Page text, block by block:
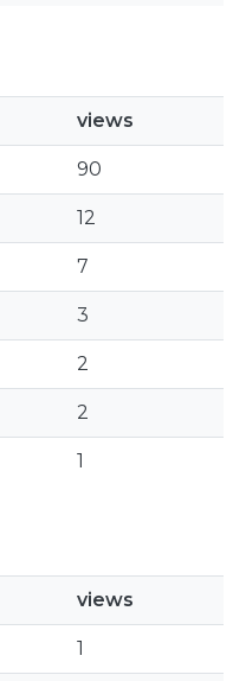
views
90
12
7
3
2
2
1
views
1